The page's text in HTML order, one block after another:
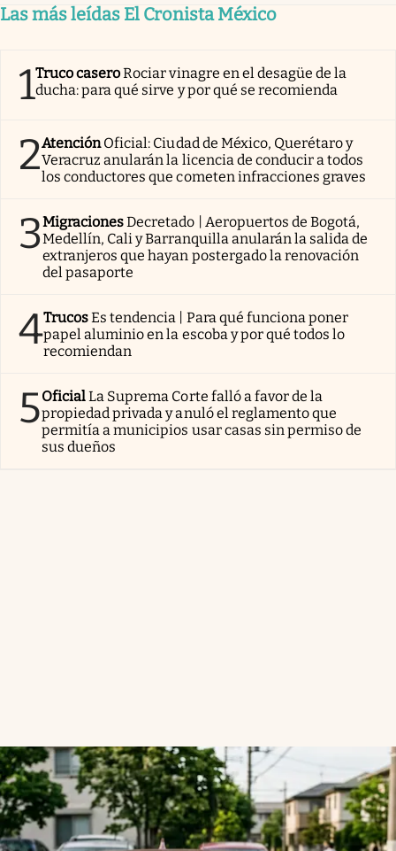
Las más leídas El Cronista México
1Truco caseroRociar vinagre en el desagüe de la
ducha: para qué sirve y por qué se recomienda
2AtenciónOficial: Ciudad de México, Querétaro y
Veracruz anularán la licencia de conducir a todos
los conductores que cometen infracciones graves
3MigracionesDecretado | Aeropuertos de Bogotá,
Medellín, Cali y Barranquilla anularán la salida de
extranjeros que hayan postergado la renovación
del pasaporte
4TrucosEs tendencia | Para qué funciona poner
papel aluminio en la escoba y por qué todos lo
recomiendan
5OficialLa Suprema Corte falló a favor de la
propiedad privada y anuló el reglamento que
permitía a municipios usar casas sin permiso de
sus dueños